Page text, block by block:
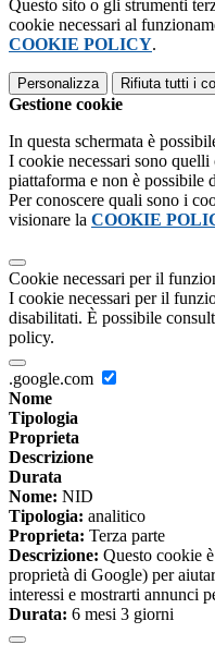
Questo sito o gli strumenti
cookie necessari al
COOKIE POLICY.
Personalizza Rifiuta tutti i
Gestione cookie
In questa schermata è
I cookie necessari sono
piattaforma e non è possibile
Per conoscere quali sono i
visionare la COOKIE
Cookie necessari per il
I cookie necessari per il
disabilitati. È possibile
policy.
.google.com
Nome
Tipologia
Proprieta
Descrizione
Durata
Nome: NID
Tipologia: analitico
Proprieta: Terza parte
Descrizione: Questo cookie
proprietà di Google) per
interessi e mostrarti annunci
Durata: 6 mesi 3 giorni